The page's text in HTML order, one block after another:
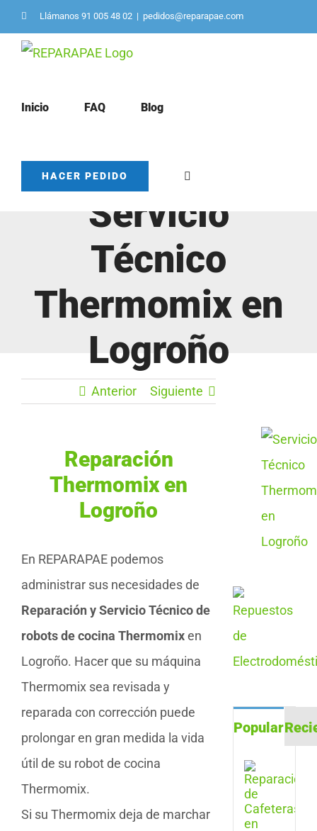
Saltar
al
Llámanos 91 005 48 02 | pedidos@reparapae.com
Inicio FAQ Blog
HACER PEDIDO
Servicio
Técnico
Thermomix en
Logroño
Anterior Siguiente
Reparación
Thermomix en
Logroño
En REPARAPAE podemos
administrar sus necesidades de
Reparación y Servicio Técnico de
robots de cocina Thermomixen
Logroño. Hacer que su máquina
Thermomix sea revisada y
reparada con corrección puede
prolongar en gran medida la vida
útil de su robot de cocina
Thermomix.
Si su Thermomix deja de marchar
Popular
de
en